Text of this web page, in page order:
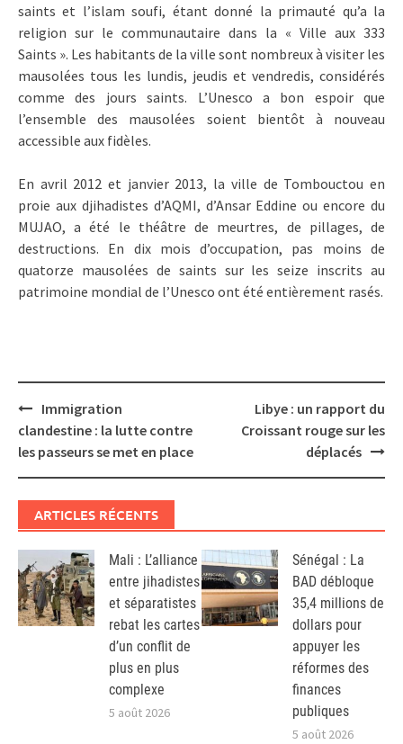
saints et l’islam soufi, étant donné la primauté qu’a la
religion sur le communautaire dans la « Ville aux 333
Saints ». Les habitants de la ville sont nombreux à visiter les
mausolées tous les lundis, jeudis et vendredis, considérés
comme des jours saints. L’Unesco a bon espoir que
l’ensemble des mausolées soient bientôt à nouveau
accessible aux fidèles.
En avril 2012 et janvier 2013, la ville de Tombouctou en
proie aux djihadistes d’AQMI, d’Ansar Eddine ou encore du
MUJAO, a été le théâtre de meurtres, de pillages, de
destructions. En dix mois d’occupation, pas moins de
quatorze mausolées de saints sur les seize inscrits au
patrimoine mondial de l’Unesco ont été entièrement rasés.
Post
navigation
Immigration
clandestine : la lutte contre
les passeurs se met en place
Libye : un rapport du
Croissant rouge sur les
déplacés
ARTICLES RÉCENTS
Mali : L’alliance
entre jihadistes
et séparatistes
rebat les cartes
d’un conflit de
plus en plus
complexe
5 août 2026
Sénégal : La
BAD débloque
35,4 millions de
dollars pour
appuyer les
réformes des
finances
publiques
5 août 2026